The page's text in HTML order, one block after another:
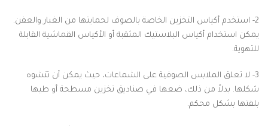
2- استخدم أكياس التخزين الخاصة بالصوف لحمايتها من الغبار والعفن.
يمكن استخدام أكياس البلاستيك المثقبة أو الأكياس القماشية القابلة
للتهوية.
3- لا تعلق الملابس الصوفية على الشماعات، حيث يمكن أن تتشوه
شكلها. بدلاً من ذلك، ضعها في صناديق تخزين مسطحة أو طيها
بلفتها بشكل محكم.